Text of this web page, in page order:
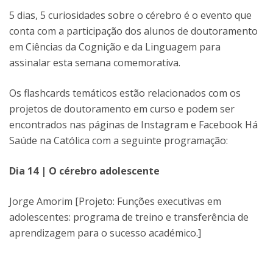
5 dias, 5 curiosidades sobre o cérebro é o evento que
conta com a participação dos alunos de doutoramento
em Ciências da Cognição e da Linguagem para
assinalar esta semana comemorativa.
Os flashcards temáticos estão relacionados com os
projetos de doutoramento em curso e podem ser
encontrados nas páginas de Instagram e Facebook Há
Saúde na Católica com a seguinte programação:
Dia 14 | O cérebro adolescente
Jorge Amorim [Projeto: Funções executivas em
adolescentes: programa de treino e transferência de
aprendizagem para o sucesso académico.]